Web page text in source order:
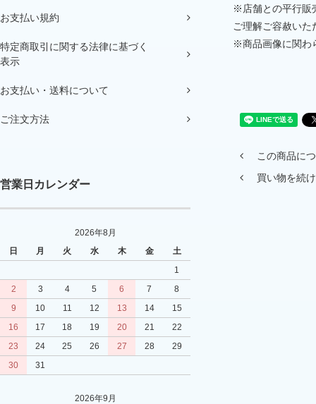
お支払い規約
特定商取引に関する法律に基づく
表示
お支払い・送料について
ご注文方法
営業日カレンダー
2026年8月
日
月 火 水 木 金
土
1
2
3 4 5 6 7
8
9
10 11 12 13 14
15
16
17 18 19 20 21
22
23
24 25 26 27 28
29
30
31
2026年9月
※店舗との平行販
ご理解ご容赦い
※商品画像に関わ
この商品に
買い物を続